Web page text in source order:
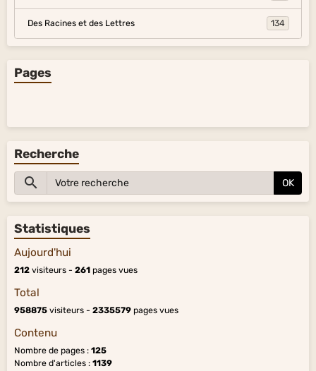
Des Racines et des Lettres 134
Pages
Recherche
OK
Statistiques
Aujourd'hui
212 visiteurs - 261 pages vues
Total
958875 visiteurs - 2335579 pages vues
Contenu
Nombre de pages : 125
Nombre d'articles : 1139